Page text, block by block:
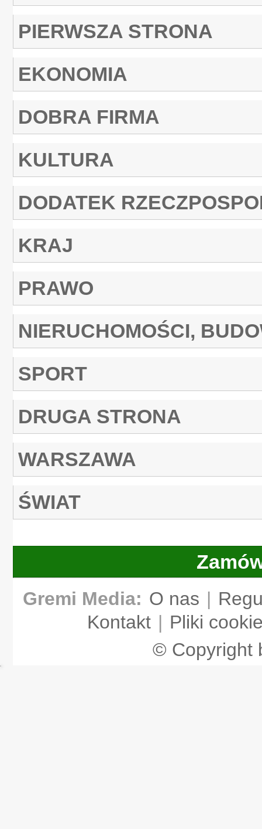
PIERWSZA STRONA
EKONOMIA
DOBRA FIRMA
KULTURA
DODATEK
KRAJ
PRAWO
NIERUCHOMOŚCI,
SPORT
DRUGA STRONA
WARSZAWA
ŚWIAT
Gremi Media: O nas |
Kontakt | Pliki
© Copyright